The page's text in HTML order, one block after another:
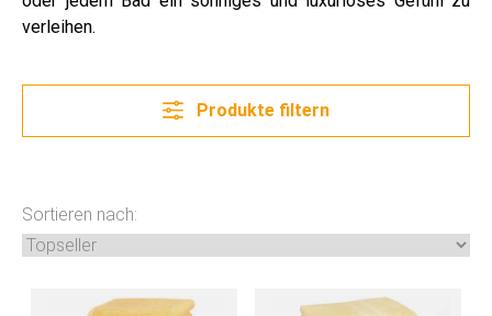
verleihen.
Produkte filtern
Sortieren nach: